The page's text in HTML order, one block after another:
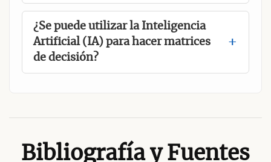
¿Se puede utilizar la Inteligencia
Artificial (IA) para hacer matrices
de decisión?
Bibliografía y Fuentes